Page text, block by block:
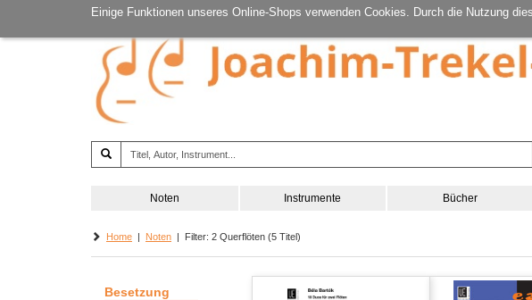
Einige Funktionen unseres Online-Shops verwenden Cookies. Durch die Nutzung
Noten Instrumente Bücher
Home | Noten | Filter: 2 Querflöten (5 Titel)
Besetzung